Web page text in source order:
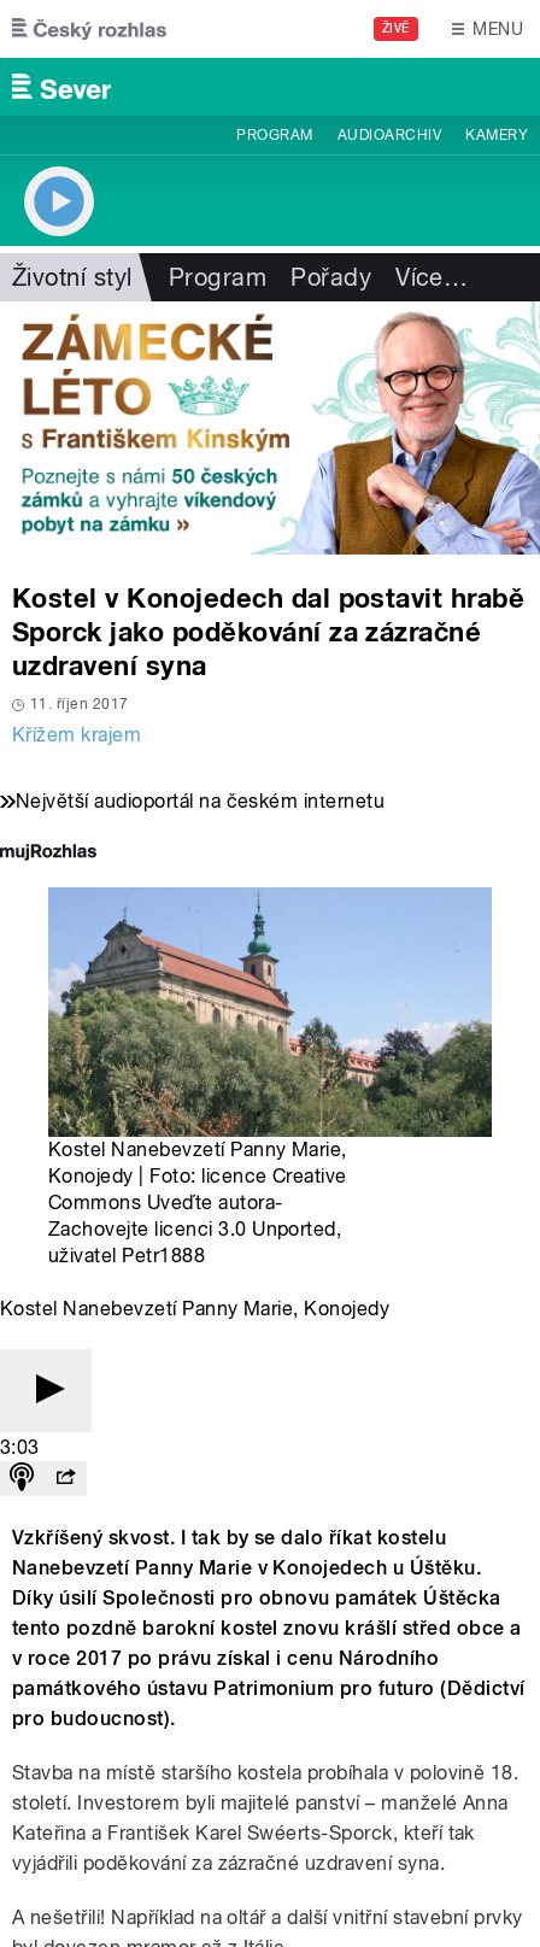
Přejít k hlavnímu obsahu
ŽIVĚ MENU
PROGRAM AUDIOARCHIV KAMERY
Životní styl Program Pořady Více…
Kostel v Konojedech dal postavit hrabě
Sporck jako poděkování za zázračné
uzdravení syna
11. říjen 2017
Křížem krajem
Největší audioportál na českém internetu
Kostel Nanebevzetí Panny Marie,
Konojedy | Foto: licence Creative
Commons Uveďte autora-
Zachovejte licenci 3.0 Unported,
uživatel Petr1888
Kostel Nanebevzetí Panny Marie, Konojedy
3:03
Vzkříšený skvost. I tak by se dalo říkat kostelu
Nanebevzetí Panny Marie v Konojedech u Úštěku.
Díky úsilí Společnosti pro obnovu památek Úštěcka
tento pozdně barokní kostel znovu krášlí střed obce a
v roce 2017 po právu získal i cenu Národního
památkového ústavu Patrimonium pro futuro (Dědictví
pro budoucnost).
Stavba na místě staršího kostela probíhala v polovině 18.
století. Investorem byli majitelé panství – manželé Anna
Kateřina a František Karel Swéerts-Sporck, kteří tak
vyjádřili poděkování za zázračné uzdravení syna.
A nešetřili! Například na oltář a další vnitřní stavební prvky